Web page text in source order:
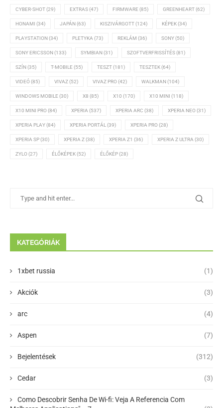
CYBER-SHOT(29) EXTRAS(47) FIRMWARE(85) GREENHEART(62)
HONAMI (34) JAPÁN(63) KISZIVÁRGOTT(124) KÉPEK(34)
PLAYSTATION(34) PLETYKA (73) REKLÁM (36) SONY(50)
SONY ERICSSON(133) SYMBIAN(31) SZOFTVERFRISSÍTÉS(81)
SZÍN(35) T-MOBILE(55) TESZT(181) TESZTEK(64)
VIDEÓ(85) VIVAZ(52) VIVAZ PRO(42) WALKMAN(104)
WINDOWS MOBILE(30) X8 (85) X10 (170) X10 MINI (118)
X10 MINI PRO(84) XPERIA (537) XPERIA ARC (38) XPERIA NEO(31)
XPERIA PLAY(84) XPERIA PORTÁL(39) XPERIA PRO(28)
XPERIA SP(30) XPERIA Z(38) XPERIA Z1 (36) XPERIA Z ULTRA (30)
ZYLO(27) ÉLŐKÉPEK(52) ÉLŐKÉP(28)
KATEGÓRIÁK
1xbet russia (1)
Akciók (3)
arc (4)
Aspen (7)
Bejelentések (312)
Cedar (3)
Como Descobrir Senha De Wi-fi: Veja A Referencia Com